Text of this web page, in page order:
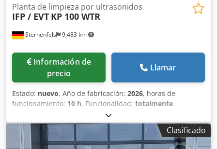
Sternenfels 9,483 km
Planta de limpieza por ultrasonidos
IFP / EVT KP 100 WTR
Información de
precio
Llamar
Estado: nuevo, Año de fabricación: 2026, horas de
funcionamiento: 10 h, Funcionalidad: totalmente
3,000 mm
mm, altura total:2,800 mm, IFP - KP 100 WTR Instalación
para el desengrase y la limpieza de piezas metálicas Datos
principales: - Instalación nueva: año de fabricación 2026 -
Clasificado